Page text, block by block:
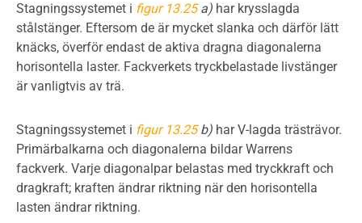
Stagningssystemet i figur 13.25a) har krysslagda
stålstänger. Eftersom de är mycket slanka och därför lätt
knäcks, överför endast de aktiva dragna diagonalerna
horisontella laster. Fackverkets tryckbelastade livstänger
är vanligtvis av trä.
Stagningssystemet i figur 13.25b) har V-lagda trästrävor.
Primärbalkarna och diagonalerna bildar Warrens
fackverk. Varje diagonalpar belastas med tryckkraft och
dragkraft; kraften ändrar riktning när den horisontella
lasten ändrar riktning.